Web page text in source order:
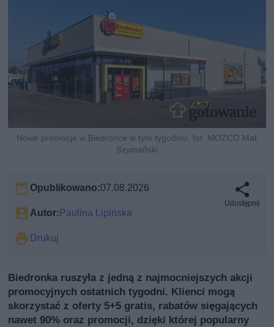
Nowe promocje w Biedronce w tym tygodniu, fot. MOZCO Mat
Szymański
Opublikowano:07.08.2026
Autor: Paulina Lipińska
Drukuj
Udostępnij
Biedronka ruszyła z jedną z najmocniejszych akcji
promocyjnych ostatnich tygodni. Klienci mogą
skorzystać z oferty 5+5 gratis, rabatów sięgających
nawet 90% oraz promocji, dzięki której popularny